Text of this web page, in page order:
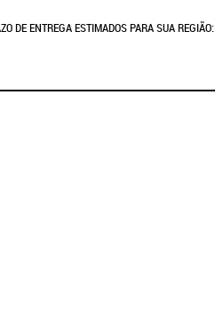
DE ENTREGA ESTIMADOS PARA SUA REGIÃO: